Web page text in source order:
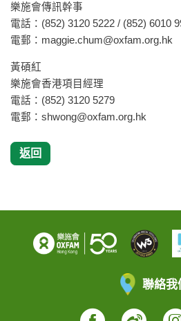
樂施會傳訊幹事
電話：(852) 3120 5222 / (852) 6010
電郵： maggie.chum@oxfam.org.hk
黃碩紅
樂施會香港項目經理
電話：(852) 3120 5279
電郵： shwong@oxfam.org.hk
返回
聯絡我